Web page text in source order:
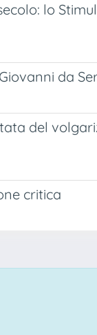
lo
da
del
critica